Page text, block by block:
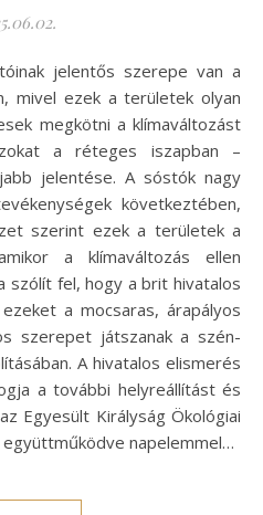
mivel ezek a területek olyan
megkötni a klímaváltozást
a réteges iszapban –
jelentése. A sóstók nagy
következtében,
szerint ezek a területek a
a klímaváltozás ellen
szólít fel, hogy a brit hivatalos
a mocsaras, árapályos
szerepet játszanak a szén-
A hivatalos elismerés
a további helyreállítást és
Egyesült Királyság Ökológiai
napelemmel…